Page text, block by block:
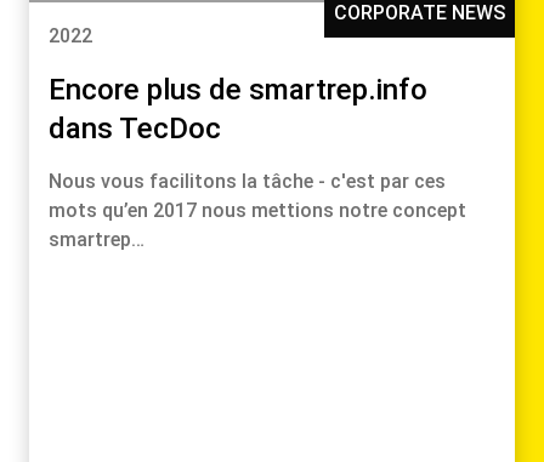
CORPORATE NEWS
2022
Encore plus de smartrep.info
dans TecDoc
Nous vous facilitons la tâche - c'est par ces
mots qu’en 2017 nous mettions notre concept
smartrep…